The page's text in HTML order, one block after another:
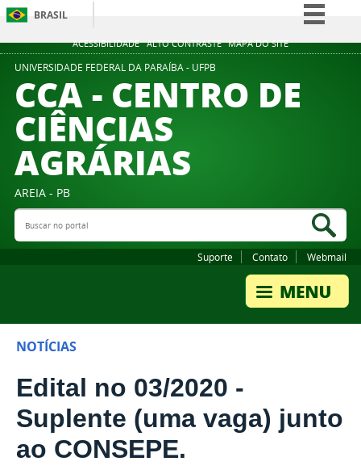
ACESSIBILIDADE ALTO CONTRASTE MAPA DO SITE
BRASIL
Simplifique!
Participe
UNIVERSIDADE FEDERAL DA PARAÍBA - UFPB
CCA - CENTRO DE
CIÊNCIAS
AGRÁRIAS
AREIA - PB
Buscar no portal
Suporte Contato Webmail
NOTÍCIAS
Edital no 03/2020 -
Suplente (uma vaga) junto
ao CONSEPE.